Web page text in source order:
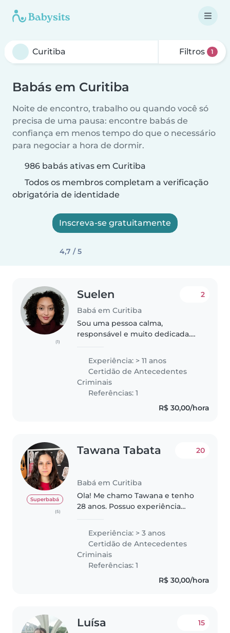
Filtros 1
Babás em Curitiba
Noite de encontro, trabalho ou quando você só
precisa de uma pausa: encontre babás de
confiança em menos tempo do que o necessário
para negociar a hora de dormir.
986 babás ativas em Curitiba
Todos os membros completam a verificação
obrigatória de identidade
Inscreva-se gratuitamente
4,7 / 5
(1)
Suelen
Babá em Curitiba
2
Sou uma pessoa calma,
responsável e muito dedicada.
com carinho, paciência e
respeito, proporcionando um
ambiente seguro, acolhedor e
cheio de aprendizado..
Experiência: > 11 anos
Certidão de Antecedentes
Criminais
Referências: 1
R$ 30,00/hora
Superbabá
(5)
Tawana Tabata
Babá em Curitiba
20
Ola! Me chamo Tawana e tenho
28 anos. Possuo experiência
de noções básicas de primeiros
socorros e formação em babá...
Experiência: > 3 anos
Certidão de Antecedentes
Criminais
Referências: 1
R$ 30,00/hora
Luísa 15